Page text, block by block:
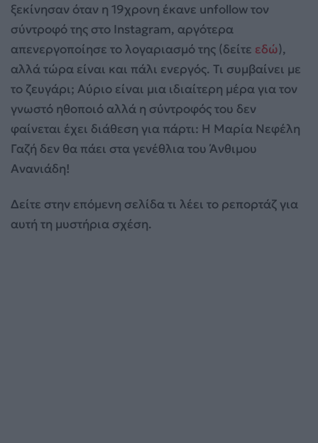
ξεκίνησαν όταν η 19χρονη έκανε unfollow τον
σύντροφό της στο Instagram, αργότερα
απενεργοποίησε το λογαριασμό της (δείτε εδώ),
αλλά τώρα είναι και πάλι ενεργός. Τι συμβαίνει με
το ζευγάρι; Αύριο είναι μια ιδιαίτερη μέρα για τον
γνωστό ηθοποιό αλλά η σύντροφός του δεν
φαίνεται έχει διάθεση για πάρτι: Η Μαρία Νεφέλη
Γαζή δεν θα πάει στα γενέθλια του Άνθιμου
Ανανιάδη!
Δείτε στην επόμενη σελίδα τι λέει το ρεπορτάζ για
αυτή τη μυστήρια σχέση.